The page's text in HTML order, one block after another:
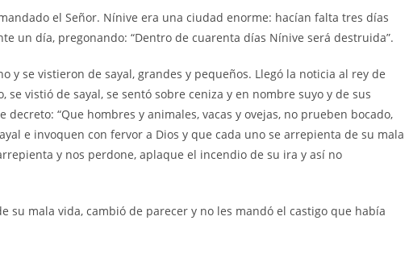
el Señor. Nínive era una ciudad enorme: hacían falta tres días
un día, pregonando: “Dentro de cuarenta días Nínive será destruida”.
y se vistieron de sayal, grandes y pequeños. Llegó la noticia al rey de
vistió de sayal, se sentó sobre ceniza y en nombre suyo y de sus
“Que hombres y animales, vacas y ovejas, no prueben bocado,
e invoquen con fervor a Dios y que cada uno se arrepienta de su mala
y nos perdone, aplaque el incendio de su ira y así no
su mala vida, cambió de parecer y no les mandó el castigo que había